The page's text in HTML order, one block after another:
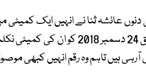
دنوں عائشہ ثنا نے انہیں ایک
ڈاکٹر عمر عادل کے مطابق 24 دسمبر
ہیں تاہم وہ رقم انہیں کبھی